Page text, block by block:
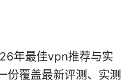
年最佳vpn推荐与实
份覆盖最新评测、实测